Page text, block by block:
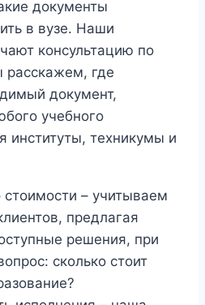
документы
в вузе. Наши
консультацию по
где
документ,
учебного
институты, техникумы и
– учитываем
предлагая
решения, при
сколько стоит